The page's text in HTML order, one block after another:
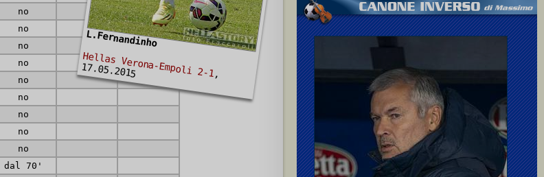
L.Fernandinho
Hellas Verona-Empoli 2-1,
17.05.2015
no
no
no
no
no
no
no
no
no
dal 70'